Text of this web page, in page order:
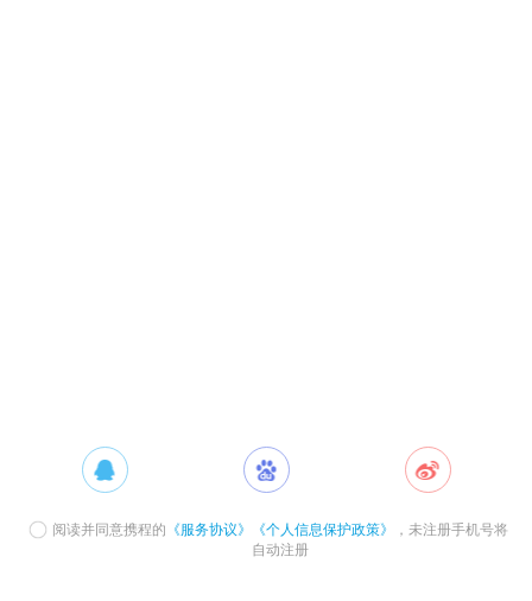
阅读并同意携程的 《服务协议》 《个人信息保护政策》
，未注册手机号将
自动注册